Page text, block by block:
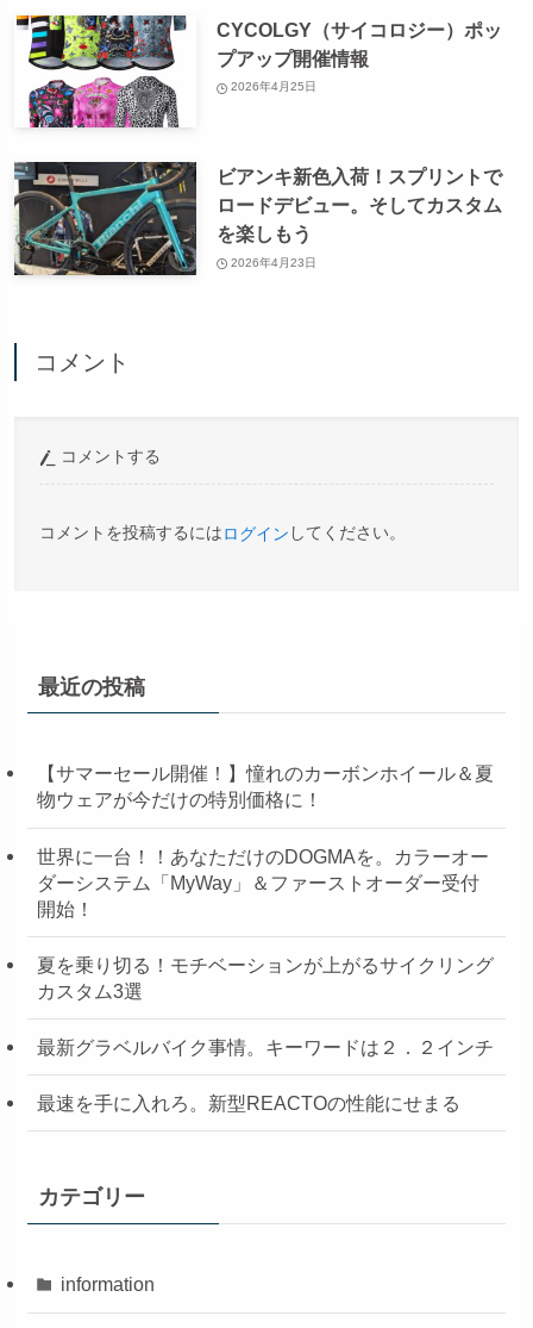
CYCOLGY（サイコロジー）ポッ
プアップ開催情報
2026年4月25日
ビアンキ新色入荷！スプリントで
ロードデビュー。そしてカスタム
を楽しもう
2026年4月23日
コメント
コメントする
コメントを投稿するにはログイン してください。
最近の投稿
【サマーセール開催！】憧れのカーボンホイール＆夏
物ウェアが今だけの特別価格に！
世界に一台！！あなただけのDOGMAを。カラーオー
ダーシステム「MyWay」＆ファーストオーダー受付
開始！
夏を乗り切る！モチベーションが上がるサイクリング
カスタム3選
最新グラベルバイク事情。キーワードは２．２インチ
最速を手に入れろ。新型REACTOの性能にせまる
カテゴリー
information